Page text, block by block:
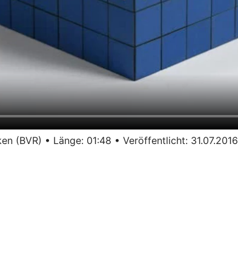
(BVR) • Länge: 01:48 • Veröffentlicht: 31.07.2016